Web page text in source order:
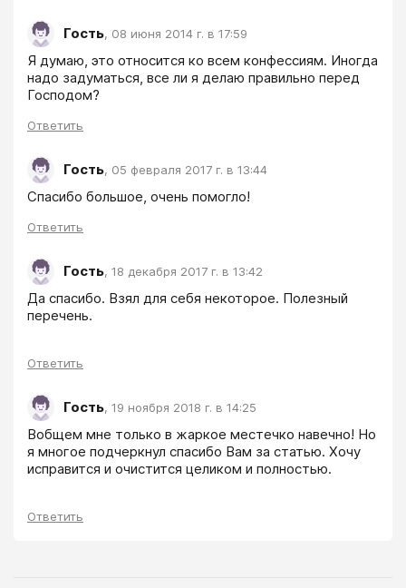
Гость, 08 июня 2014 г. в 17:59
Я думаю, это относится ко всем конфессиям. Иногда
надо задуматься, все ли я делаю правильно перед
Господом?
Ответить
Гость, 05 февраля 2017 г. в 13:44
Спасибо большое, очень помогло!
Ответить
Гость, 18 декабря 2017 г. в 13:42
Да спасибо. Взял для себя некоторое. Полезный
перечень.
Ответить
Гость, 19 ноября 2018 г. в 14:25
Вобщем мне только в жаркое местечко навечно! Но
я многое подчеркнул спасибо Вам за статью. Хочу
исправится и очистится целиком и полностью.
Ответить